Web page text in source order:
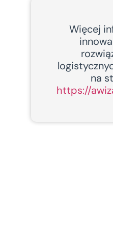
Więcej
na
https://